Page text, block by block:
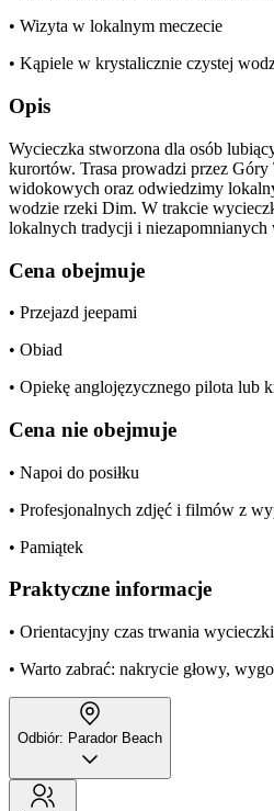
• Wizyta w lokalnym meczecie
• Kąpiele w krystalicznie czystej
Opis
Wycieczka stworzona dla osób
kurortów. Trasa prowadzi przez
widokowych oraz odwiedzimy
wodzie rzeki Dim. W trakcie
lokalnych tradycji i
Cena obejmuje
• Przejazd jeepami
• Obiad
• Opiekę anglojęzycznego pilota lub
Cena nie obejmuje
• Napoi do posiłku
• Profesjonalnych zdjęć i filmów z
• Pamiątek
Praktyczne informacje
• Orientacyjny czas trwania
• Warto zabrać: nakrycie głowy,
Odbiór: Parador Beach